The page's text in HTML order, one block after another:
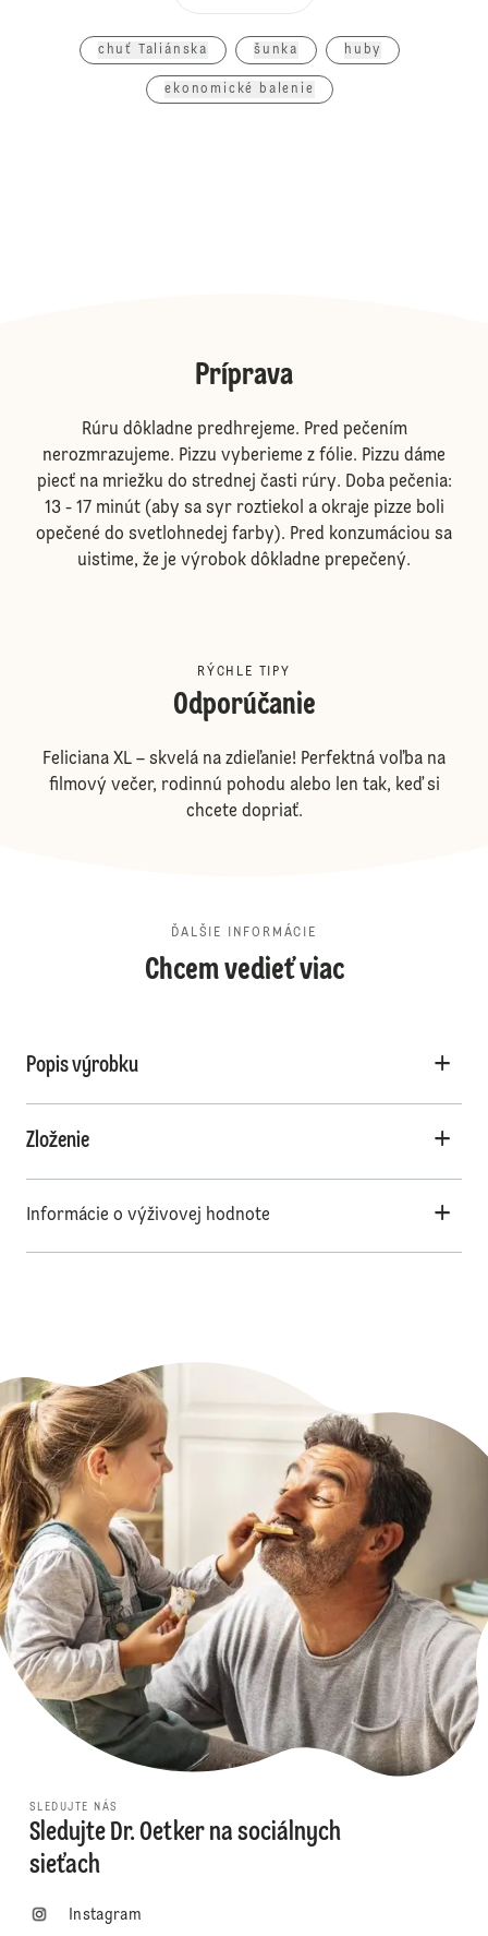
chuť Taliánska šunka huby
ekonomické balenie
Príprava
Rúru dôkladne predhrejeme. Pred pečením
nerozmrazujeme. Pizzu vyberieme z fólie. Pizzu dáme
piecť na mriežku do strednej časti rúry. Doba pečenia:
13 - 17 minút (aby sa syr roztiekol a okraje pizze boli
opečené do svetlohnedej farby). Pred konzumáciou sa
uistime, že je výrobok dôkladne prepečený.
RÝCHLE TIPY
Odporúčanie
Feliciana XL – skvelá na zdieľanie! Perfektná voľba na
filmový večer, rodinnú pohodu alebo len tak, keď si
chcete dopriať.
ĎALŠIE INFORMÁCIE
Chcem vedieť viac
Popis výrobku
Zloženie
Informácie o výživovej hodnote
SLEDUJTE NÁS
Sledujte Dr. Oetker na sociálnych
sieťach
Instagram